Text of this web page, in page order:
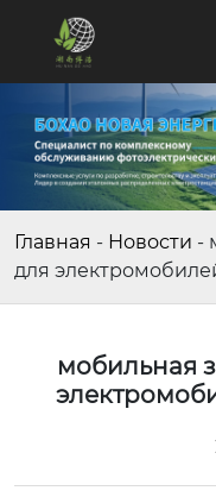
Главная - Новости -
для
мобильная